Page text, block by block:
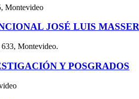
Montevideo
JOSÉ LUIS
Montevideo.
Y POSGRADOS